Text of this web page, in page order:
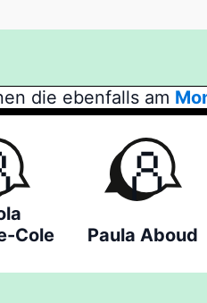
die ebenfalls am
Cole
Paula Aboud